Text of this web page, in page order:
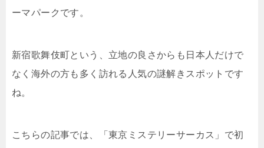
ーマパークです。
新宿歌舞伎町という、立地の良さからも日本人だけで
なく海外の方も多く訪れる人気の謎解きスポットです
ね。
こちらの記事では、「東京ミステリーサーカス」で初